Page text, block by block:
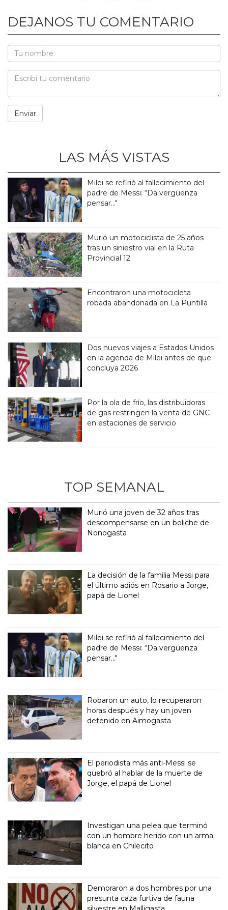
DEJANOS TU COMENTARIO
LAS MÁS VISTAS
Milei se refirió al fallecimiento del
padre de Messi: “Da vergüenza
pensar..."
Murió un motociclista de 25 años
tras un siniestro vial en la Ruta
Provincial 12
Encontraron una motocicleta
robada abandonada en La Puntilla
Dos nuevos viajes a Estados Unidos
en la agenda de Milei antes de que
concluya 2026
Por la ola de frío, las distribuidoras
de gas restringen la venta de GNC
en estaciones de servicio
TOP SEMANAL
Murió una joven de 32 años tras
descompensarse en un boliche de
Nonogasta
La decisión de la familia Messi para
el último adiós en Rosario a Jorge,
papá de Lionel
Milei se refirió al fallecimiento del
padre de Messi: “Da vergüenza
pensar..."
Robaron un auto, lo recuperaron
horas después y hay un joven
detenido en Aimogasta
El periodista más anti-Messi se
quebró al hablar de la muerte de
Jorge, el papá de Lionel
Investigan una pelea que terminó
con un hombre herido con un arma
blanca en Chilecito
Demoraron a dos hombres por una
presunta caza furtiva de fauna